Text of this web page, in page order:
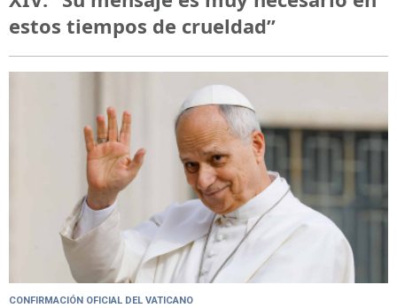
estos tiempos de crueldad”
CONFIRMACIÓN OFICIAL DEL VATICANO